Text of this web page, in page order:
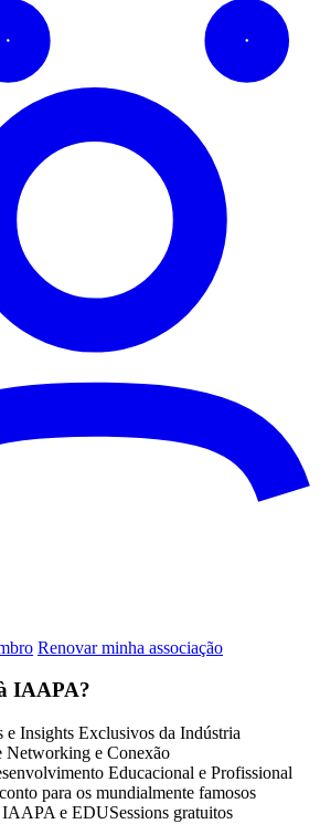
Renovar minha associação
IAAPA?
e Insights Exclusivos da Indústria
Networking e Conexão
Educacional e Profissional
para os mundialmente famosos
e EDUSessions gratuitos